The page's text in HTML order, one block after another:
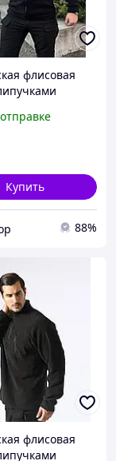
флисовая
флиска
зсу black
Купить
88%
флисовая